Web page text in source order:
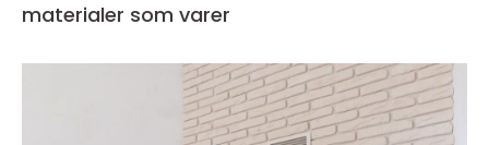
materialer som varer